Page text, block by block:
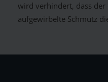
wird verhindert, dass
aufgewirbelte Schmutz